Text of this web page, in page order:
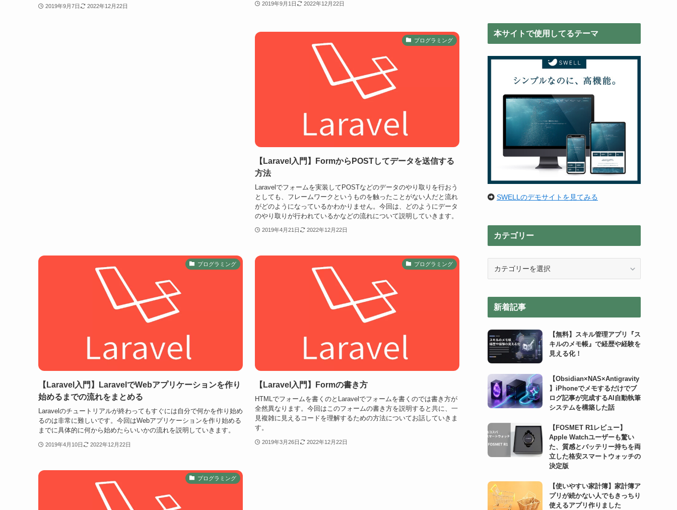
2019年9月7日 2022年12月22日 2019年9月1日 2022年12月22日
プログラミング
【Laravel入門】FormからPOSTしてデータを送信する
方法
Laravelでフォームを実装してPOSTなどのデータのやり取りを行おう
としても、フレームワークというものを触ったことがない人だと流れ
がどのようになっているかわかりません。今回は、どのようにデータ
のやり取りが行われているかなどの流れについて説明していきます。
2019年4月21日 2022年12月22日
プログラミング
【Laravel入門】LaravelでWebアプリケーションを作り
始めるまでの流れをまとめる
Laravelのチュートリアルが終わってもすぐには自分で何かを作り始め
るのは非常に難しいです。今回はWebアプリケーションを作り始める
までに具体的に何から始めたらいいかの流れを説明していきます。
2019年4月10日 2022年12月22日
プログラミング
【Laravel入門】Formの書き方
HTMLでフォームを書くのとLaravelでフォームを書くのでは書き方が
全然異なります。今回はこのフォームの書き方を説明すると共に、一
見複雑に見えるコードを理解するための方法についてお話していきま
す。
2019年3月26日 2022年12月22日
プログラミング
本サイトで使用してるテーマ
SWELLのデモサイトを見てみる
カテゴリー
リ
新着記事
【無料】スキル管理アプリ『ス
キルのメモ帳』で経歴や経験を
見える化！
【Obsidian×NAS×Antigravity
】iPhoneでメモするだけでブ
ログ記事が完成するAI自動執筆
システムを構築した話
【FOSMET R1レビュー】
Apple Watchユーザーも驚い
た、質感とバッテリー持ちを両
立した格安スマートウォッチの
決定版
【使いやすい家計簿】家計簿ア
プリが続かない人でもきっちり
使えるアプリ作りました